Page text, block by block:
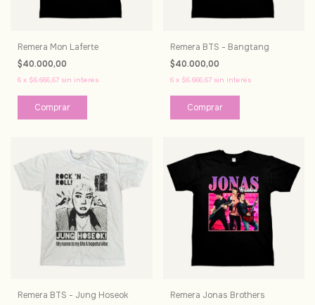
Remera Mon Laferte
$40.000,00
6 x $6.666,67 sin interés
Comprar
Remera BTS - Bangtang
$40.000,00
6 x $6.666,67 sin interés
Comprar
Remera BTS - Jung Hoseok
Remera Jonas Brothers